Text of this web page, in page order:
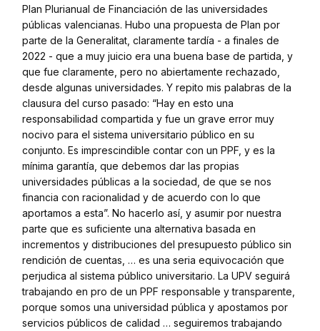
Plan Plurianual de Financiación de las universidades
públicas valencianas. Hubo una propuesta de Plan por
parte de la Generalitat, claramente tardía - a finales de
2022 - que a muy juicio era una buena base de partida, y
que fue claramente, pero no abiertamente rechazado,
desde algunas universidades. Y repito mis palabras de la
clausura del curso pasado: “Hay en esto una
responsabilidad compartida y fue un grave error muy
nocivo para el sistema universitario público en su
conjunto. Es imprescindible contar con un PPF, y es la
mínima garantía, que debemos dar las propias
universidades públicas a la sociedad, de que se nos
financia con racionalidad y de acuerdo con lo que
aportamos a esta”. No hacerlo así, y asumir por nuestra
parte que es suficiente una alternativa basada en
incrementos y distribuciones del presupuesto público sin
rendición de cuentas, … es una seria equivocación que
perjudica al sistema público universitario. La UPV seguirá
trabajando en pro de un PPF responsable y transparente,
porque somos una universidad pública y apostamos por
servicios públicos de calidad … seguiremos trabajando